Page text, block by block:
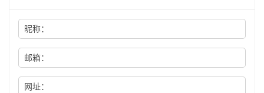
昵称：
邮箱：
网址：